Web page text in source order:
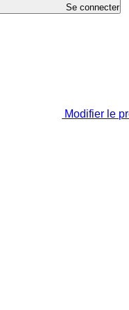
Se connecter
Modifier le